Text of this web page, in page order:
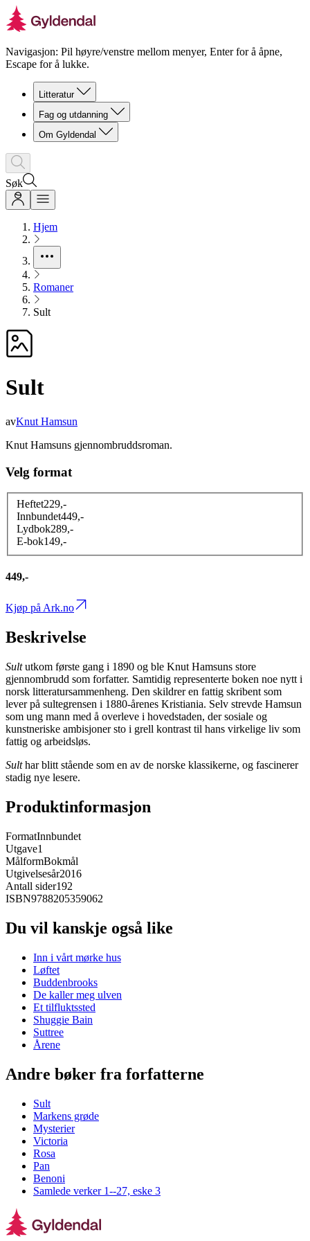
Navigasjon: Pil høyre/venstre mellom menyer, Enter for å åpne,
Escape for å lukke.
Litteratur
Fag og utdanning
Om Gyldendal
Søk
Hjem
Romaner
Sult
Sult
avKnut Hamsun
Knut Hamsuns gjennombruddsroman.
Velg format
Heftet229,-
Innbundet449,-
Lydbok289,-
E-bok149,-
449,-
Kjøp på Ark.no
Beskrivelse
Sultutkom første gang i 1890 og ble Knut Hamsuns store
gjennombrudd som forfatter. Samtidig representerte boken noe nytt i
norsk litteratursammenheng. Den skildrer en fattig skribent som
lever på sultegrensen i 1880-årenes Kristiania. Selv strevde Hamsun
som ung mann med å overleve i hovedstaden, der sosiale og
kunstneriske ambisjoner sto i grell kontrast til hans virkelige liv som
fattig og arbeidsløs.
Sulthar blitt stående som en av de norske klassikerne, og fascinerer
stadig nye lesere.
Produktinformasjon
FormatInnbundet
Utgave1
MålformBokmål
Utgivelsesår2016
Antall sider192
ISBN9788205359062
Du vil kanskje også like
Inn i vårt mørke hus
Løftet
Buddenbrooks
De kaller meg ulven
Et tilfluktssted
Shuggie Bain
Suttree
Årene
Andre bøker fra forfatterne
Sult
Markens grøde
Mysterier
Victoria
Rosa
Pan
Benoni
Samlede verker 1--27, eske 3